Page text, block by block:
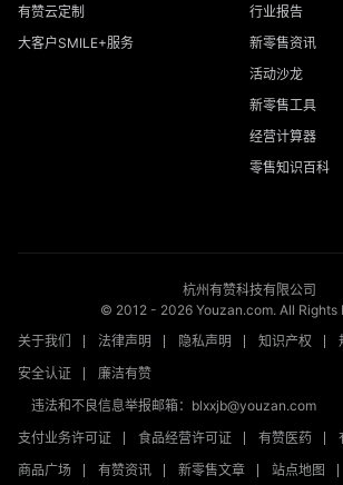
有赞云定制
大客户SMILE+服务
行业报告
新零售资讯
活动沙龙
新零售工具
经营计算器
零售知识百科
杭州有赞科技有限公司
© 2012 - 2026Youzan.com. All Rights
关于我们
法律声明 隐私声明 知识产权
安全认证
廉洁有赞
违法和不良信息举报邮箱：blxxjb@youzan.com
支付业务许可证
食品经营许可证 有赞医药
商品广场
有赞资讯 新零售文章 站点地图